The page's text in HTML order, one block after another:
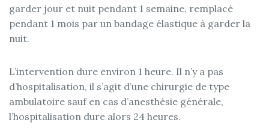
garder jour et nuit pendant 1 semaine, remplacé
pendant 1 mois par un bandage élastique à garder la
nuit.
L’intervention dure environ 1 heure. Il n’y a pas
d’hospitalisation, il s’agit d’une chirurgie de type
ambulatoire sauf en cas d’anesthésie générale,
l’hospitalisation dure alors 24 heures.